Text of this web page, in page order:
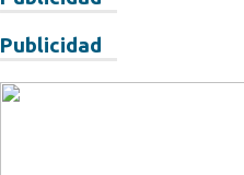
Publicidad